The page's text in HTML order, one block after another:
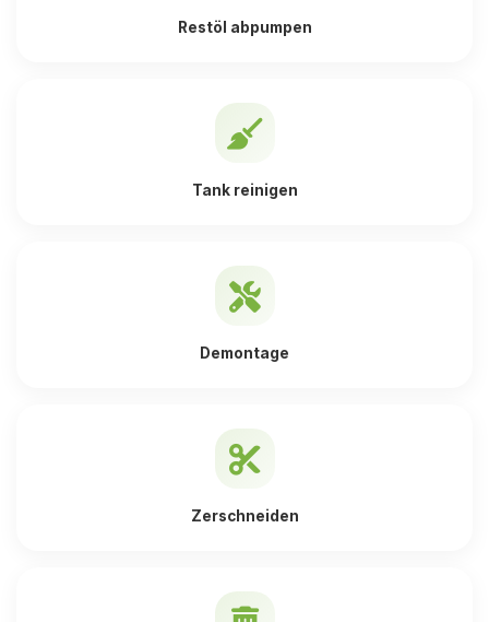
Restöl abpumpen
Tank reinigen
Demontage
Zerschneiden